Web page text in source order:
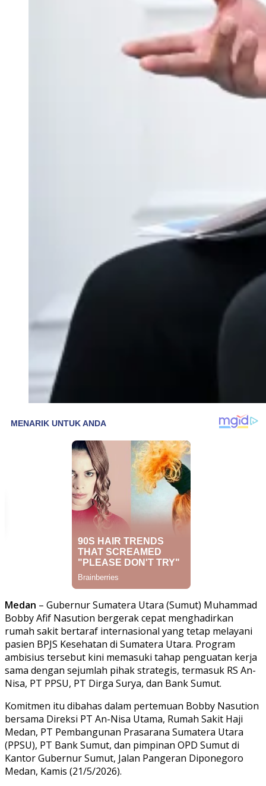
Medan – Gubernur Sumatera Utara (Sumut) Muhammad
Bobby Afif Nasution bergerak cepat menghadirkan
rumah sakit bertaraf internasional yang tetap melayani
pasien BPJS Kesehatan di Sumatera Utara. Program
ambisius tersebut kini memasuki tahap penguatan kerja
sama dengan sejumlah pihak strategis, termasuk RS An-
Nisa, PT PPSU, PT Dirga Surya, dan Bank Sumut.
Komitmen itu dibahas dalam pertemuan Bobby Nasution
bersama Direksi PT An-Nisa Utama, Rumah Sakit Haji
Medan, PT Pembangunan Prasarana Sumatera Utara
(PPSU), PT Bank Sumut, dan pimpinan OPD Sumut di
Kantor Gubernur Sumut, Jalan Pangeran Diponegoro
Medan, Kamis (21/5/2026).